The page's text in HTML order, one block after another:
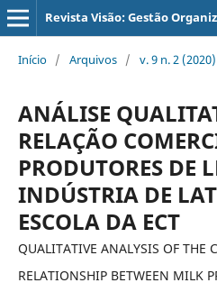
Revista Visão: Gestão
Início / Arquivos / v. 9 n. 2 (2020)
ANÁLISE
RELAÇÃO
PRODUTORES DE
INDÚSTRIA DE
ESCOLA DA ECT
QUALITATIVE ANALYSIS OF THE
RELATIONSHIP BETWEEN MILK